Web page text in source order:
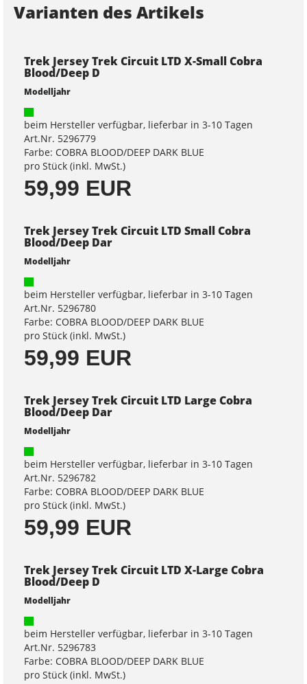
Varianten des Artikels
Trek Jersey Trek Circuit LTD X-Small Cobra
Blood/Deep D
Modelljahr
beim Hersteller verfügbar, lieferbar in 3-10 Tagen
Art.Nr. 5296779
Farbe: COBRA BLOOD/DEEP DARK BLUE
pro Stück (inkl. MwSt.)
59,99 EUR
Trek Jersey Trek Circuit LTD Small Cobra
Blood/Deep Dar
Modelljahr
beim Hersteller verfügbar, lieferbar in 3-10 Tagen
Art.Nr. 5296780
Farbe: COBRA BLOOD/DEEP DARK BLUE
pro Stück (inkl. MwSt.)
59,99 EUR
Trek Jersey Trek Circuit LTD Large Cobra
Blood/Deep Dar
Modelljahr
beim Hersteller verfügbar, lieferbar in 3-10 Tagen
Art.Nr. 5296782
Farbe: COBRA BLOOD/DEEP DARK BLUE
pro Stück (inkl. MwSt.)
59,99 EUR
Trek Jersey Trek Circuit LTD X-Large Cobra
Blood/Deep D
Modelljahr
beim Hersteller verfügbar, lieferbar in 3-10 Tagen
Art.Nr. 5296783
Farbe: COBRA BLOOD/DEEP DARK BLUE
pro Stück (inkl. MwSt.)